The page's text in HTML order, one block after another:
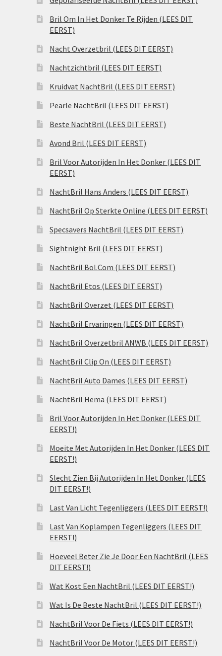
Bril Om In Het Donker Te Rijden (LEES DIT
EERST)
Nacht Overzetbril (LEES DIT EERST)
Nachtzichtbril (LEES DIT EERST)
Kruidvat NachtBril (LEES DIT EERST)
Pearle NachtBril (LEES DIT EERST)
Beste NachtBril (LEES DIT EERST)
Avond Bril (LEES DIT EERST)
Bril Voor Autorijden In Het Donker (LEES DIT
EERST)
NachtBril Hans Anders (LEES DIT EERST)
NachtBril Op Sterkte Online (LEES DIT EERST)
Specsavers NachtBril (LEES DIT EERST)
Sightnight Bril (LEES DIT EERST)
NachtBril Bol.Com (LEES DIT EERST)
NachtBril Etos (LEES DIT EERST)
NachtBril Overzet (LEES DIT EERST)
NachtBril Ervaringen (LEES DIT EERST)
NachtBril Overzetbril ANWB (LEES DIT EERST)
NachtBril Clip On (LEES DIT EERST)
NachtBril Auto Dames (LEES DIT EERST)
NachtBril Hema (LEES DIT EERST)
Bril Voor Autorijden In Het Donker (LEES DIT
EERST!)
Moeite Met Autorijden In Het Donker (LEES DIT
EERST!)
Slecht Zien Bij Autorijden In Het Donker (LEES
DIT EERST!)
Last Van Licht Tegenliggers (LEES DIT EERST!)
Last Van Koplampen Tegenliggers (LEES DIT
EERST!)
Hoeveel Beter Zie Je Door Een NachtBril (LEES
DIT EERST!)
Wat Kost Een NachtBril (LEES DIT EERST!)
Wat Is De Beste NachtBril (LEES DIT EERST!)
NachtBril Voor De Fiets (LEES DIT EERST!)
NachtBril Voor De Motor (LEES DIT EERST!)